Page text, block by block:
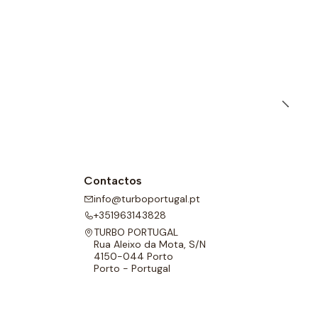
Contactos
info@turboportugal.pt
+351963143828
TURBO PORTUGAL
Rua Aleixo da Mota, S/N
4150-044 Porto
Porto - Portugal